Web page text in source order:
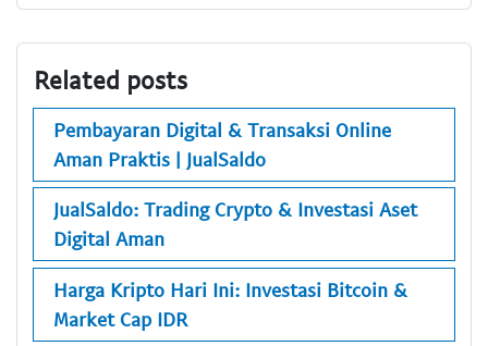
Related posts
Pembayaran Digital & Transaksi Online
Aman Praktis | JualSaldo
JualSaldo: Trading Crypto & Investasi Aset
Digital Aman
Harga Kripto Hari Ini: Investasi Bitcoin &
Market Cap IDR